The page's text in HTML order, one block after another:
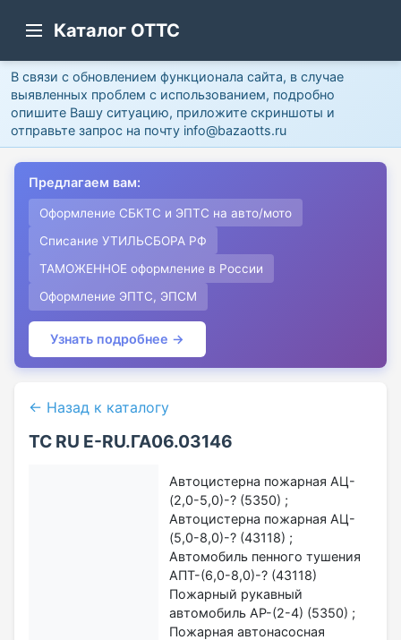
Каталог ОТТС
В связи с обновлением функционала сайта, в случае
выявленных проблем с использованием, подробно
опишите Вашу ситуацию, приложите скриншоты и
отправьте запрос на почту info@bazaotts.ru
Предлагаем вам:
Оформление СБКТС и ЭПТС на авто/мото
Списание УТИЛЬСБОРА РФ
ТАМОЖЕННОЕ оформление в России
Оформление ЭПТС, ЭПСМ
Узнать подробнее →
← Назад к каталогу
ТС RU Е-RU.ГА06.03146
Автоцистерна пожарная АЦ-
(2,0-5,0)-? (5350) ;
Автоцистерна пожарная АЦ-
(5,0-8,0)-? (43118) ;
Автомобиль пенного тушения
АПТ-(6,0-8,0)-? (43118)
Пожарный рукавный
автомобиль АР-(2-4) (5350) ;
Пожарная автонасосная